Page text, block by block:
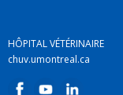
HÔPITAL VÉTÉRINAIRE
chuv.umontreal.ca